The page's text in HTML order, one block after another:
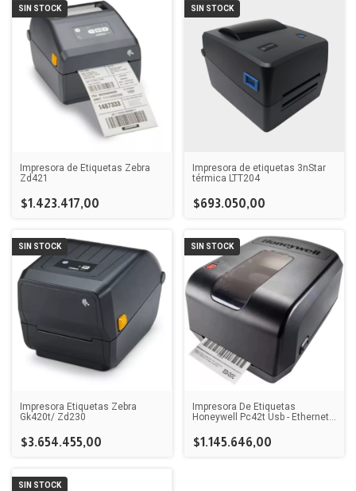
SIN STOCK
Impresora de Etiquetas Zebra
Zd421
$1.423.417,00
SIN STOCK
Impresora de etiquetas 3nStar
térmica LTT204
$693.050,00
SIN STOCK
Impresora Etiquetas Zebra
Gk420t/ Zd230
$3.654.455,00
SIN STOCK
Impresora De Etiquetas
Honeywell Pc42t Usb - Ethernet
$1.145.646,00
SIN STOCK